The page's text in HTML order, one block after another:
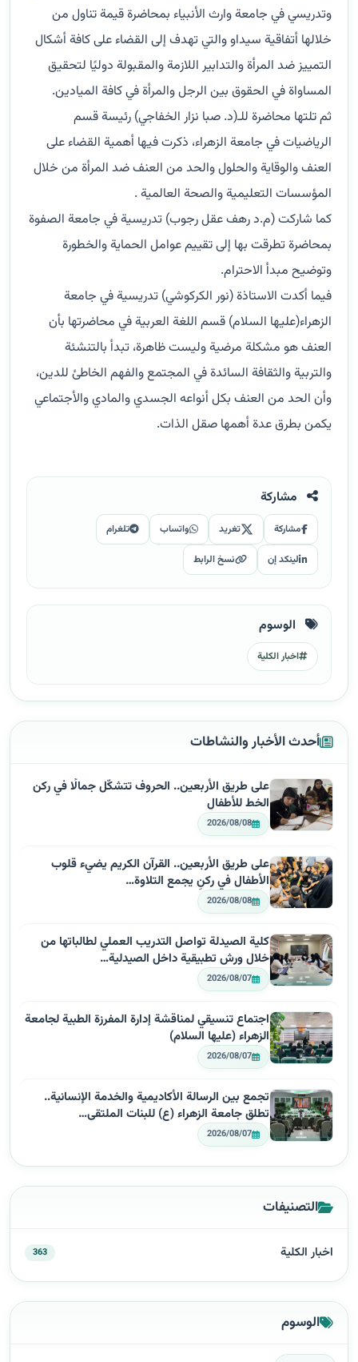
وتدريسي في جامعة وارث الأنبياء بمحاضرة قيمة تناول من
خلالها أتفاقية سيداو والتي تهدف إلى القضاء على كافة أشكال
التمييز ضد المرأة والتدابير اللازمة والمقبولة دوليًا لتحقيق
المساواة في الحقوق بين الرجل والمرأة في كافة الميادين.
ثم تلتها محاضرة للـ(د. صبا نزار الخفاجي) رئيسة قسم
الرياضيات في جامعة الزهراء، ذكرت فيها أهمية القضاء على
العنف والوقاية والحلول والحد من العنف ضد المرأة من خلال
المؤسسات التعليمية والصحة العالمية .
كما شاركت (م.د رهف عقل رجوب) تدريسية في جامعة الصفوة
بمحاضرة تطرقت بها إلى تقييم عوامل الحماية والخطورة
وتوضيح مبدأ الاحترام.
فيما أكدت الاستاذة (نور الكركوشي) تدريسية في جامعة
الزهراء(عليها السلام) قسم اللغة العربية في محاضرتها بأن
العنف هو مشكلة مرضية وليست ظاهرة، تبدأ بالتنشئة
والتربية والثقافة السائدة في المجتمع والفهم الخاطئ للدين،
وأن الحد من العنف بكل أنواعه الجسدي والمادي والأجتماعي
يكمن بطرق عدة أهمها صقل الذات.
مشاركة
مشاركة تغريد واتساب تلغرام
لينكد إن نسخ الرابط
الوسوم
اخبار الكلية
أحدث الأخبار والنشاطات
على طريق الأربعين.. الحروف تتشكّل جمالًا في ركن
الخط للأطفال
2026/08/08
على طريق الأربعين.. القرآن الكريم يضيء قلوب
الأطفال في ركنٍ يجمع التلاوة…
2026/08/08
كلية الصيدلة تواصل التدريب العملي لطالباتها من
خلال ورش تطبيقية داخل الصيدلية…
2026/08/07
اجتماع تنسيقي لمناقشة إدارة المفرزة الطبية لجامعة
الزهراء (عليها السلام)
2026/08/07
تجمع بين الرسالة الأكاديمية والخدمة الإنسانية..
تطلق جامعة الزهراء (ع) للبنات الملتقى…
2026/08/07
التصنيفات
اخبار الكلية 363
الوسوم